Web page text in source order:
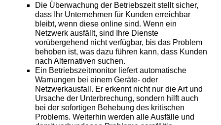
Die Überwachung der Betriebszeit stellt sicher,
dass Ihr Unternehmen für Kunden erreichbar
bleibt, wenn diese online sind. Wenn ein
Netzwerk ausfällt, sind Ihre Dienste
vorübergehend nicht verfügbar, bis das Problem
behoben ist, was dazu führen kann, dass Kunden
nach Alternativen suchen.
Ein Betriebszeitmonitor liefert automatische
Warnungen bei einem Geräte- oder
Netzwerkausfall. Er erkennt nicht nur die Art und
Ursache der Unterbrechung, sondern hilft auch
bei der sofortigen Behebung des kritischen
Problems. Weiterhin werden alle Ausfälle und